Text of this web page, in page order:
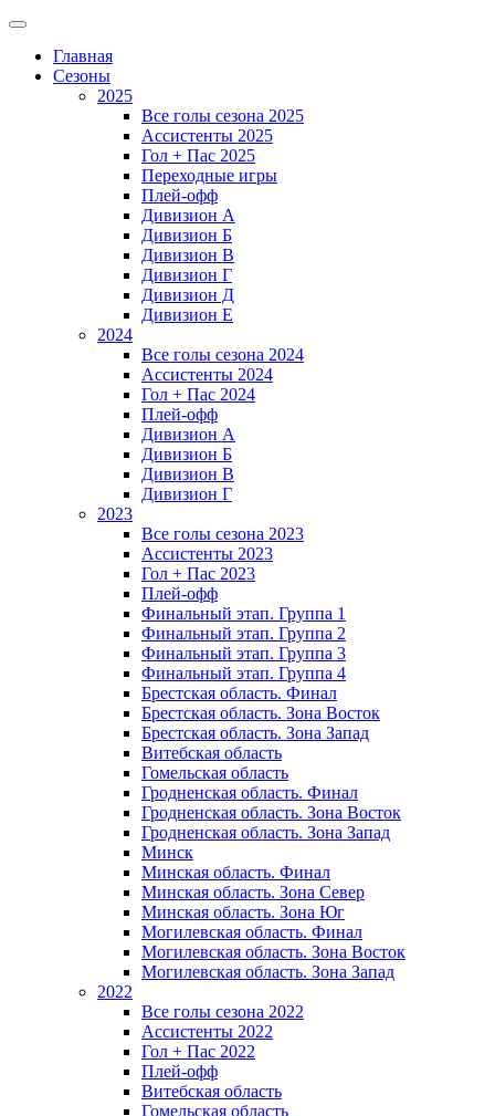
Главная
Сезоны
2025
Все голы сезона 2025
Ассистенты 2025
Гол + Пас 2025
Переходные игры
Плей-офф
Дивизион A
Дивизион Б
Дивизион В
Дивизион Г
Дивизион Д
Дивизион Е
2024
Все голы сезона 2024
Ассистенты 2024
Гол + Пас 2024
Плей-офф
Дивизион A
Дивизион Б
Дивизион В
Дивизион Г
2023
Все голы сезона 2023
Ассистенты 2023
Гол + Пас 2023
Плей-офф
Финальный этап. Группа 1
Финальный этап. Группа 2
Финальный этап. Группа 3
Финальный этап. Группа 4
Брестская область. Финал
Брестская область. Зона Восток
Брестская область. Зона Запад
Витебская область
Гомельская область
Гродненская область. Финал
Гродненская область. Зона Восток
Гродненская область. Зона Запад
Минск
Минская область. Финал
Минская область. Зона Север
Минская область. Зона Юг
Могилевская область. Финал
Могилевская область. Зона Восток
Могилевская область. Зона Запад
2022
Все голы сезона 2022
Ассистенты 2022
Гол + Пас 2022
Плей-офф
Витебская область
Гомельская область